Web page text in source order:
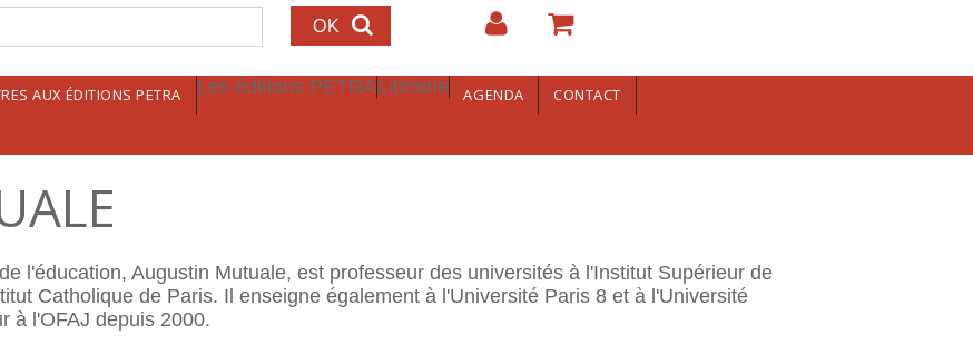
AUX ÉDITIONS PETRA Les éditions PETRALibrairie AGENDA
CONTACT
l'éducation, Augustin Mutuale, est professeur des universités à l'Institut Supérieur de
Catholique de Paris. Il enseigne également à l'Université Paris 8 et à l'Université
à l'OFAJ depuis 2000.